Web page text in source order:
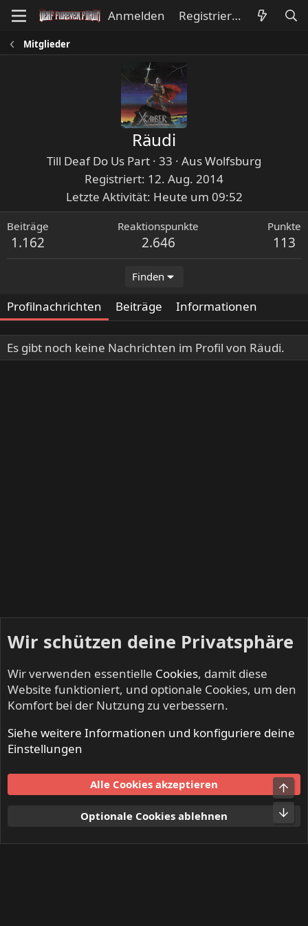
Anmelden Registrieren
Mitglieder
Räudi
Till Deaf Do Us Part · 33 · AusWolfsburg
Registriert 12. Aug. 2014
Letzte Aktivität Heute um 09:52
Beiträge
1.162
Reaktionspunkte
2.646
Punkte
113
Finden
Profilnachrichten Beiträge Informationen
Es gibt noch keine Nachrichten im Profil von Räudi.
Mitglieder
Nutzungsbedingungen
Datenschutz
S
Wir schützen deine Privatsphäre
Wir verwenden essentielle Cookies, damit diese
Website funktioniert, und optionale Cookies, um den
Komfort bei der Nutzung zu verbessern.
Siehe weitere Informationen und konfiguriere deine
Einstellungen
Alle Cookies akzeptieren
Optionale Cookies ablehnen